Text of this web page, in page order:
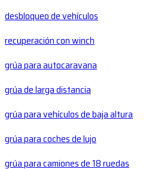
desbloqueo de vehículos
recuperación con winch
grúa para autocaravana
grúa de larga distancia
grúa para vehículos de baja altura
grúa para coches de lujo
grúa para camiones de 18 ruedas